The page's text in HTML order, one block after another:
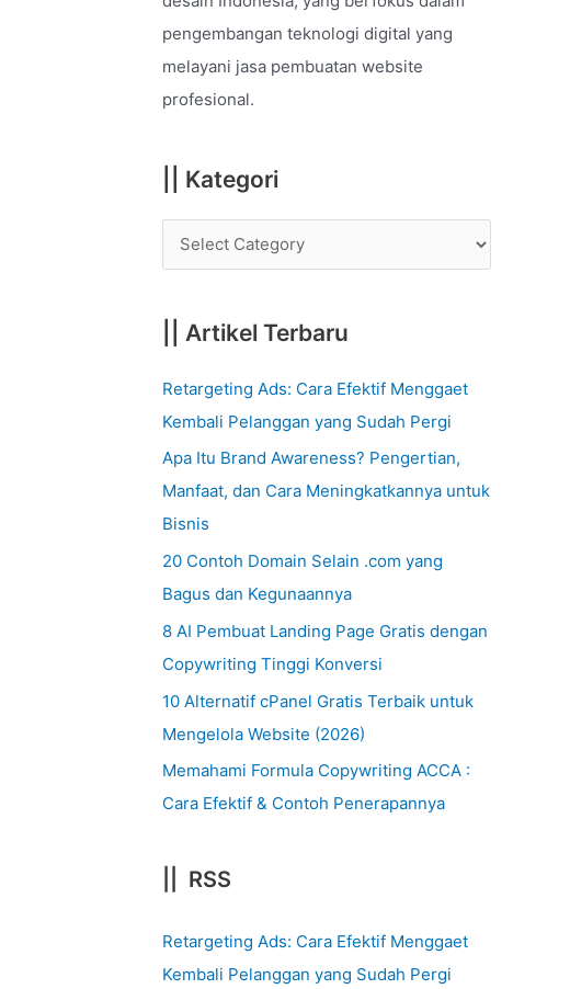
o
r
:
pengembangan teknologi digital yang
melayani jasa pembuatan website
profesional.
|| Kategori
|| Artikel Terbaru
Retargeting Ads: Cara Efektif Menggaet
Kembali Pelanggan yang Sudah Pergi
Apa Itu Brand Awareness? Pengertian,
Manfaat, dan Cara Meningkatkannya untuk
Bisnis
20 Contoh Domain Selain .com yang
Bagus dan Kegunaannya
8 AI Pembuat Landing Page Gratis dengan
Copywriting Tinggi Konversi
10 Alternatif cPanel Gratis Terbaik untuk
Mengelola Website (2026)
Memahami Formula Copywriting ACCA :
Cara Efektif & Contoh Penerapannya
|| RSS
Retargeting Ads: Cara Efektif Menggaet
Kembali Pelanggan yang Sudah Pergi